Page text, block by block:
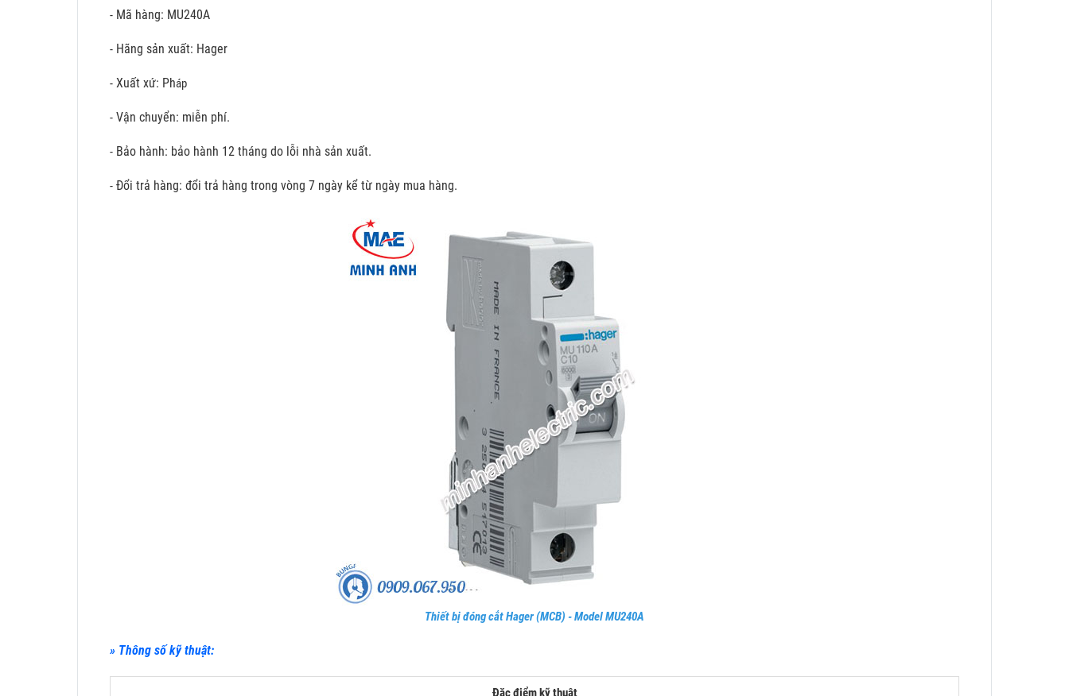
- Mã hàng: MU240A
- Hãng sản xuất: Hager
- Xuất xứ: Pháp
- Vận chuyển: miễn phí.
- Bảo hành: bảo hành 12 tháng do lỗi nhà sản xuất.
- Đổi trả hàng: đổi trả hàng trong vòng 7 ngày kể từ ngày mua hàng.
Thiết bị đóng cắt Hager (MCB) - Model MU240A
» Thông số kỹ thuật:
Đặc điểm kỹ thuật